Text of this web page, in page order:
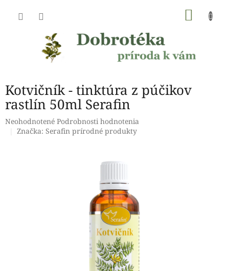
Kotvičník - tinktúra z púčikov
rastlín 50ml Serafin
Priemerné
hodnotenie
Neohodnotené Podrobnosti hodnotenia
Značka: Serafin prírodné produkty